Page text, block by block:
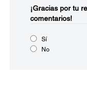
¡Gracias por tu
comentarios!
Sí
No